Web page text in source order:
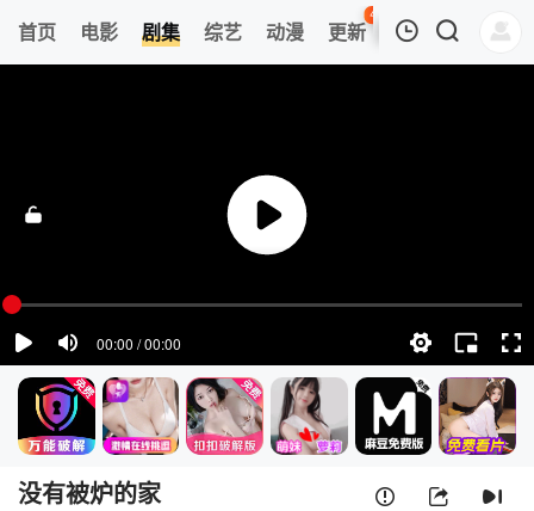
首页 电影 剧集 综艺 动漫 更新
48
热榜 APP
清空
没有被炉的家